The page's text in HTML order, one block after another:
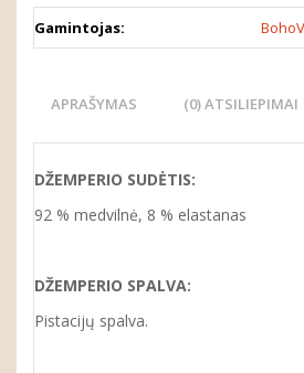
Gamintojas:
APRAŠYMAS (0) ATSILIEPIMAI
DŽEMPERIO SUDĖTIS:
92 % medvilnė, 8 % elastanas
DŽEMPERIO SPALVA:
Pistacijų spalva.